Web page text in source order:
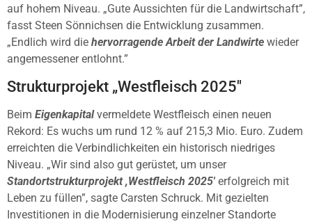
auf hohem Niveau. „Gute Aussichten für die Landwirtschaft”,
fasst Steen Sönnichsen die Entwicklung zusammen.
„Endlich wird die hervorragende Arbeit der Landwirte wieder
angemessener entlohnt.”
Strukturprojekt „Westfleisch 2025″
Beim Eigenkapitalvermeldete Westfleisch einen neuen
Rekord: Es wuchs um rund 12 % auf 215,3 Mio. Euro. Zudem
erreichten die Verbindlichkeiten ein historisch niedriges
Niveau. „Wir sind also gut gerüstet, um unser
Standortstrukturprojekt ,Westfleisch 2025′ erfolgreich mit
Leben zu füllen”, sagte Carsten Schruck. Mit gezielten
Investitionen in die Modernisierung einzelner Standorte